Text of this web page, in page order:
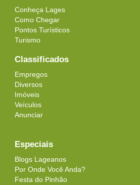
Conheça Lages
Como Chegar
Pontos Turísticos
Turismo
Classificados
Empregos
Diversos
Imóveis
Veículos
Anunciar
Especiais
Blogs Lageanos
Por Onde Você Anda?
Festa do Pinhão